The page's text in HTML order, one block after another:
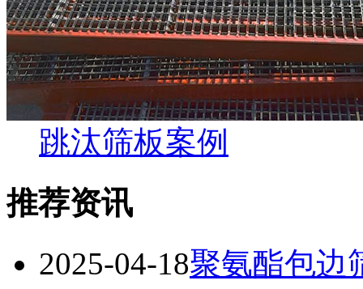
跳汰筛板案例
推荐资讯
2025-04-18聚氨酯包边